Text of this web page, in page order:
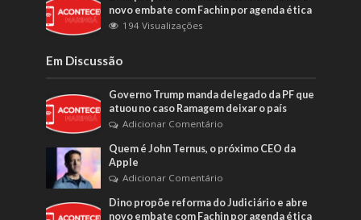
novo embate com Fachin por agenda ética
194 Visualizações
Em Discussão
Governo Trump manda delegado da PF que
atuou no caso Ramagem deixar o país
Adicionar Comentário
Quem é John Ternus, o próximo CEO da
Apple
Adicionar Comentário
Dino propõe reforma do Judiciário e abre
novo embate com Fachin por agenda ética